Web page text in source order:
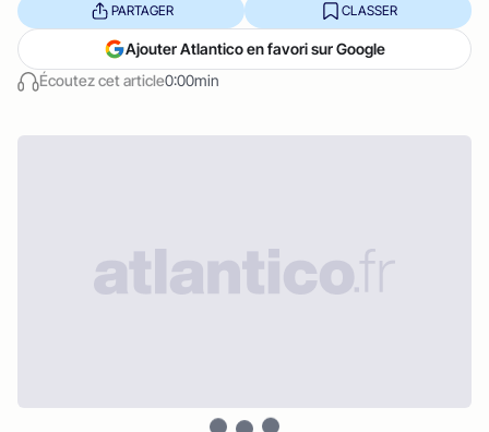
Écoutez cet article0:00min
PARTAGER CLASSER
Ajouter Atlantico en favori sur Google